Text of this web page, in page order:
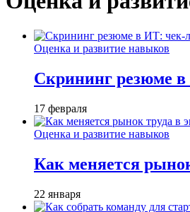
Оценка и развитие навыков
Скрининг резюме
17 февраля
Оценка и развитие навыков
Как меняется
22 января